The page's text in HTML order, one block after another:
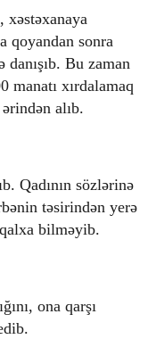
qoyandan sonra
Bu zaman
manatı xırdalamaq
alıb.
Qadının sözlərinə
təsirindən yerə
qalxa bilməyib.
ona qarşı